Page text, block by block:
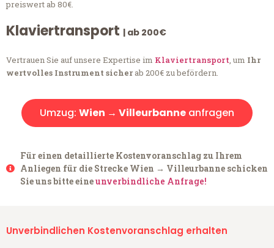
preiswert ab 80€.
Klaviertransport | ab 200€
Vertrauen Sie auf unsere Expertise im Klaviertransport, um Ihr
wertvolles Instrument sicherab 200€ zu befördern.
Umzug: Wien → Villeurbanne anfragen
Für einen detaillierte Kostenvoranschlag zu Ihrem
Anliegen für die Strecke Wien → Villeurbanne schicken
Sie uns bitte eineunverbindliche Anfrage!
Unverbindlichen Kostenvoranschlag erhalten